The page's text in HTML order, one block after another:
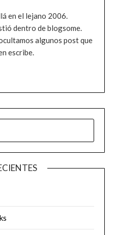
en el lejano 2006.
dentro de blogsome.
algunos post que
escribe.